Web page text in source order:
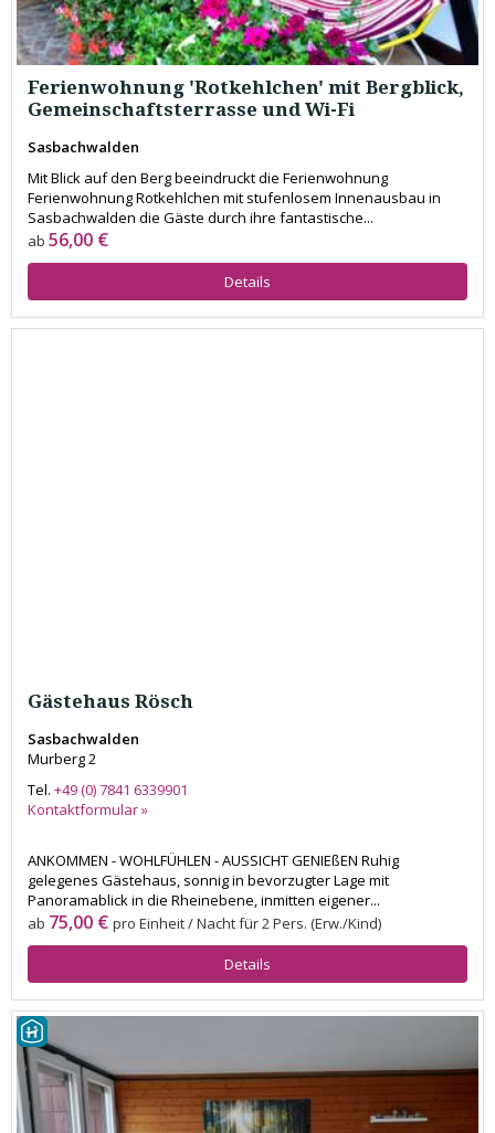
Ferienwohnung 'Rotkehlchen' mit Bergblick,
Gemeinschaftsterrasse und Wi-Fi
Sasbachwalden
Mit Blick auf den Berg beeindruckt die Ferienwohnung
Ferienwohnung Rotkehlchen mit stufenlosem Innenausbau in
Sasbachwalden die Gäste durch ihre fantastische...
ab 56,00 €
Details
Gästehaus Rösch
Sasbachwalden
Murberg 2
Tel. +49 (0) 7841 6339901
Kontaktformular »
ANKOMMEN - WOHLFÜHLEN - AUSSICHT GENIEßEN Ruhig
gelegenes Gästehaus, sonnig in bevorzugter Lage mit
Panoramablick in die Rheinebene, inmitten eigener...
ab 75,00 € pro Einheit / Nacht für 2 Pers. (Erw./Kind)
Details